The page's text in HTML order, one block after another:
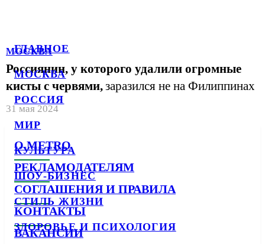
ГЛАВНОЕ
МОСКВА
РОССИЯ
МИР
КУЛЬТУРА
ШОУ-БИЗНЕС
СТИЛЬ ЖИЗНИ
ЗДОРОВЬЕ И ПСИХОЛОГИЯ
МОСКВА
Россиянин, у которого удалили огромные
кисты с червями,заразился не на Филиппинах
31 мая 2024
О METRO
РЕКЛАМОДАТЕЛЯМ
СОГЛАШЕНИЯ И ПРАВИЛА
КОНТАКТЫ
ВАКАНСИИ